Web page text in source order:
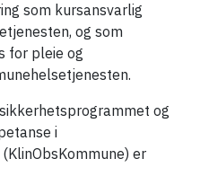
som kursansvarlig
og som
for pleie og
og
i
er